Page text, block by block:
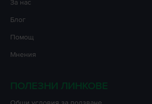
За нас
Блог
Помощ
Мнения
ПОЛЕЗНИ ЛИНКОВЕ